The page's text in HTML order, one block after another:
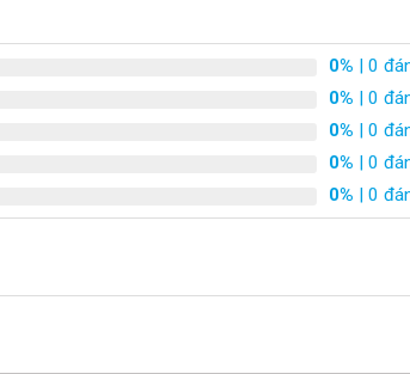
0% | 0
0% | 0
0% | 0
0% | 0
0% | 0